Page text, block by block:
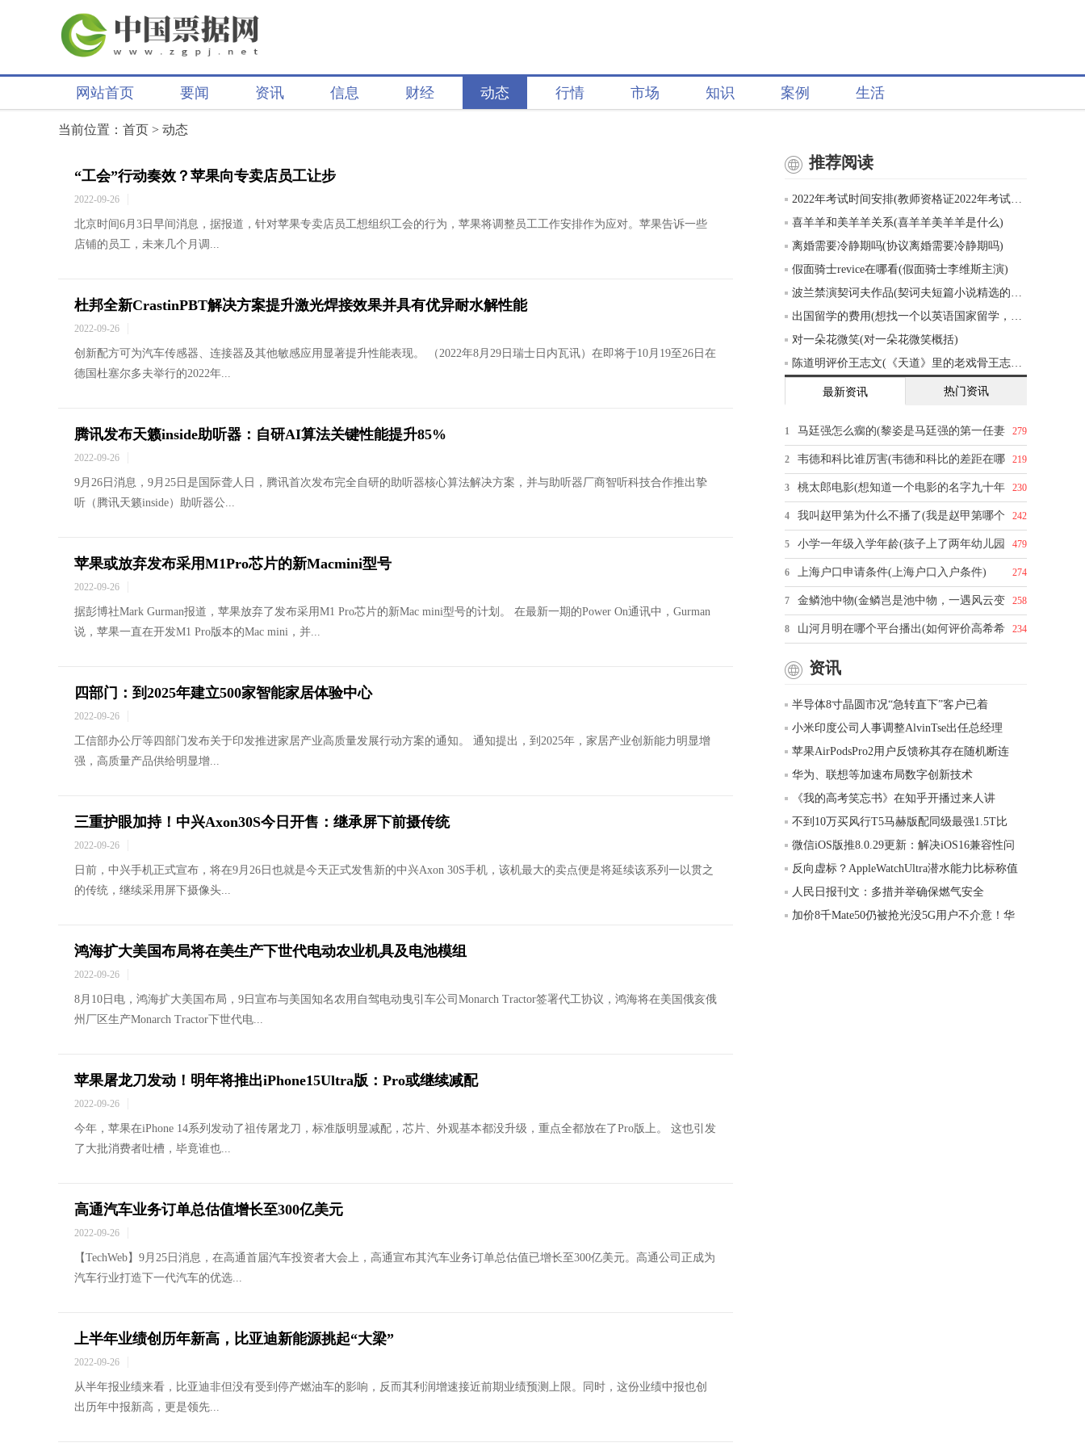
网站首页 要闻 资讯 信息 财经 动态 行情 市场 知识 案例 生活
当前位置： 首页 > 动态
“工会”行动奏效？苹果向专卖店员工让步
2022-09-26
北京时间6月3日早间消息，据报道，针对苹果专卖店员工想组织工会的行为，苹果将调整员工工作安排作为应对。苹果告诉一些
店铺的员工，未来几个月调...
杜邦全新CrastinPBT解决方案提升激光焊接效果并具有优异耐水解性能
2022-09-26
创新配方可为汽车传感器、连接器及其他敏感应用显著提升性能表现。 （2022年8月29日瑞士日内瓦讯）在即将于10月19至26日在
德国杜塞尔多夫举行的2022年...
腾讯发布天籁inside助听器：自研AI算法关键性能提升85%
2022-09-26
9月26日消息，9月25日是国际聋人日，腾讯首次发布完全自研的助听器核心算法解决方案，并与助听器厂商智听科技合作推出挚
听（腾讯天籁inside）助听器公...
苹果或放弃发布采用M1Pro芯片的新Macmini型号
2022-09-26
据彭博社Mark Gurman报道，苹果放弃了发布采用M1 Pro芯片的新Mac mini型号的计划。 在最新一期的Power On通讯中，Gurman
说，苹果一直在开发M1 Pro版本的Mac mini，并...
四部门：到2025年建立500家智能家居体验中心
2022-09-26
工信部办公厅等四部门发布关于印发推进家居产业高质量发展行动方案的通知。 通知提出，到2025年，家居产业创新能力明显增
强，高质量产品供给明显增...
三重护眼加持！中兴Axon30S今日开售：继承屏下前摄传统
2022-09-26
日前，中兴手机正式宣布，将在9月26日也就是今天正式发售新的中兴Axon 30S手机，该机最大的卖点便是将延续该系列一以贯之
的传统，继续采用屏下摄像头...
鸿海扩大美国布局将在美生产下世代电动农业机具及电池模组
2022-09-26
8月10日电，鸿海扩大美国布局，9日宣布与美国知名农用自驾电动曳引车公司Monarch Tractor签署代工协议，鸿海将在美国俄亥俄
州厂区生产Monarch Tractor下世代电...
苹果屠龙刀发动！明年将推出iPhone15Ultra版：Pro或继续减配
2022-09-26
今年，苹果在iPhone 14系列发动了祖传屠龙刀，标准版明显减配，芯片、外观基本都没升级，重点全都放在了Pro版上。 这也引发
了大批消费者吐槽，毕竟谁也...
高通汽车业务订单总估值增长至300亿美元
2022-09-26
【TechWeb】9月25日消息，在高通首届汽车投资者大会上，高通宣布其汽车业务订单总估值已增长至300亿美元。高通公司正成为
汽车行业打造下一代汽车的优选...
上半年业绩创历年新高，比亚迪新能源挑起“大梁”
2022-09-26
从半年报业绩来看，比亚迪非但没有受到停产燃油车的影响，反而其利润增速接近前期业绩预测上限。同时，这份业绩中报也创
出历年中报新高，更是领先...
推荐阅读
2022年考试时间安排(教师资格证2022年考试时间表)
喜羊羊和美羊羊关系(喜羊羊美羊羊是什么)
离婚需要冷静期吗(协议离婚需要冷静期吗)
假面骑士revice在哪看(假面骑士李维斯主演)
波兰禁演契诃夫作品(契诃夫短篇小说精选的创作背景)
出国留学的费用(想找一个以英语国家留学，一年的费用大概五六万的样子，有什么推荐吗)
对一朵花微笑(对一朵花微笑概括)
陈道明评价王志文(《天道》里的老戏骨王志文，你怎么评价他的演技)
最新资讯 热门资讯
1 279
马廷强怎么瘸的(黎姿是马廷强的第一任妻
2 219
韦德和科比谁厉害(韦德和科比的差距在哪
3 230
桃太郎电影(想知道一个电影的名字九十年
4 242
我叫赵甲第为什么不播了(我是赵甲第哪个
5 479
小学一年级入学年龄(孩子上了两年幼儿园
6 274
上海户口申请条件(上海户口入户条件)
7 258
金鳞池中物(金鳞岂是池中物，一遇风云变
8 234
山河月明在哪个平台播出(如何评价高希希
资讯
半导体8寸晶圆市况“急转直下”客户已着
小米印度公司人事调整AlvinTse出任总经理
苹果AirPodsPro2用户反馈称其存在随机断连
华为、联想等加速布局数字创新技术
《我的高考笑忘书》在知乎开播过来人讲
不到10万买风行T5马赫版配同级最强1.5T比
微信iOS版推8.0.29更新：解决iOS16兼容性问
反向虚标？AppleWatchUltra潜水能力比标称值
人民日报刊文：多措并举确保燃气安全
加价8千Mate50仍被抢光没5G用户不介意！华